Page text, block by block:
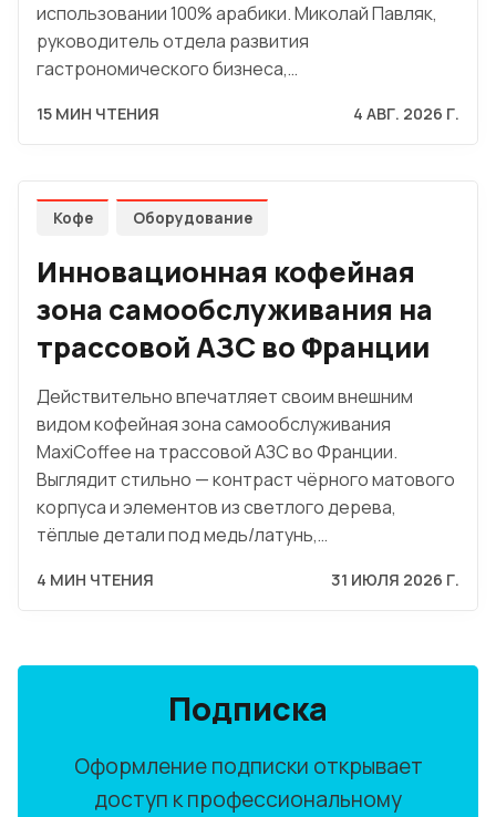
использовании 100% арабики. Миколай Павляк,
руководитель отдела развития
гастрономического бизнеса,…
15 МИН ЧТЕНИЯ 4 АВГ. 2026 Г.
Кофе Оборудование
Инновационная кофейная
зона самообслуживания на
трассовой АЗС во Франции
Действительно впечатляет своим внешним
видом кофейная зона самообслуживания
MaxiCoffee на трассовой АЗС во Франции.
Выглядит стильно — контраст чёрного матового
корпуса и элементов из светлого дерева,
тёплые детали под медь/латунь,…
4 МИН ЧТЕНИЯ 31 ИЮЛЯ 2026 Г.
Подписка
Оформление подписки открывает
доступ к профессиональному